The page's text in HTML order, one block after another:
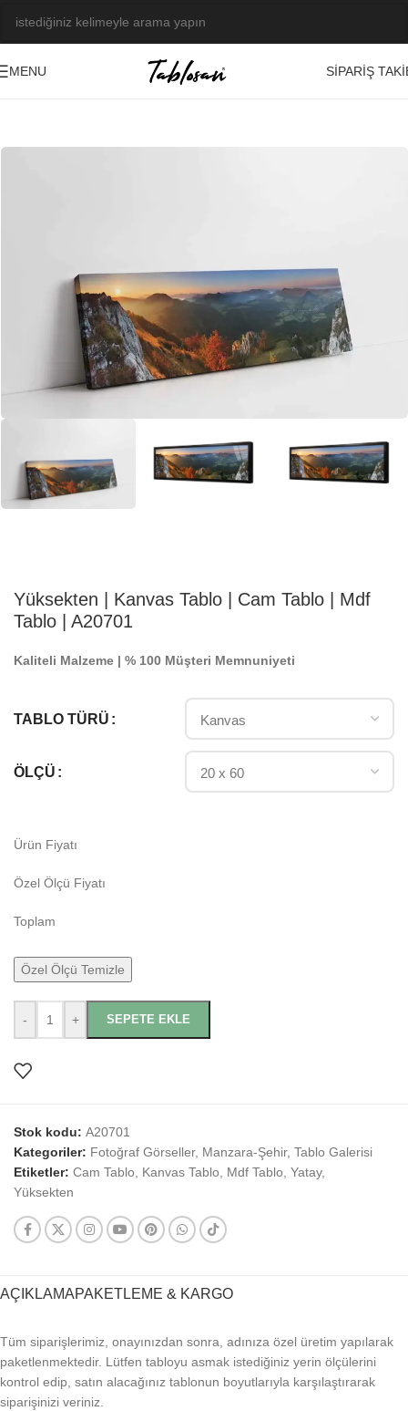
MENU
SIPARIŞ
Yüksekten | Kanvas Tablo | Cam Tablo | Mdf
Tablo | A20701
Kaliteli Malzeme | % 100 Müşteri Memnuniyeti
TABLO TÜRÜ
ÖLÇÜ
Ürün Fiyatı
Özel Ölçü Fiyatı
Toplam
Özel Ölçü Temizle
- + SEPETE EKLE
Stok kodu: A20701
Kategoriler: Fotoğraf Görseller, Manzara-Şehir, Tablo Galerisi
Etiketler: Cam Tablo, Kanvas Tablo, Mdf Tablo, Yatay,
Yüksekten
AÇIKLAMAPAKETLEME & KARGO
Tüm siparişlerimiz, onayınızdan sonra, adınıza özel üretim yapılarak
paketlenmektedir. Lütfen tabloyu asmak istediğiniz yerin ölçülerini
kontrol edip, satın alacağınız tablonun boyutlarıyla karşılaştırarak
siparişinizi veriniz.